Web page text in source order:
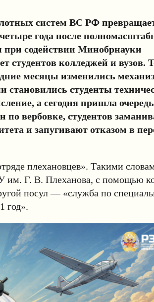
систем ВС РФ
года после
содействии Минобрнауки
студентов колледжей и вузов.
месяцы изменились
становились студенты
а сегодня пришла
по вербовке, студентов
и запугивают отказом в
плехановцев». Такими
им. Г. В. Плеханова, с помощью
посул — «служба по
год».